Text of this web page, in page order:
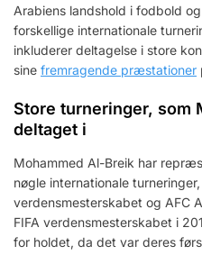
Arabiens landshold i fodbold
forskellige internationale
inkluderer deltagelse i store
sine fremragende præstationer
Store turneringer, som
deltaget i
Mohammed Al-Breik har
nøgle internationale
verdensmesterskabet og AFC
FIFA verdensmesterskabet i
for holdet, da det var deres